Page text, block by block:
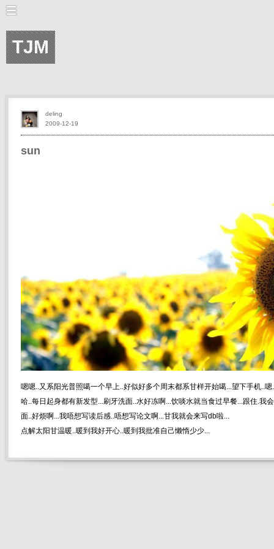
TJM
sun
嗯嗯..又系阳光普照噶一个早上..好似好多个周末都系甘样开始噶...望下手机..
哈..每日起身都有新发型...刷牙洗面..水好冻啊...饮啖水就当食过早餐...跟住.我
面..好烦啊...我唔想写读后感..唔想写论文啊...甘我就会来写db啦...
点解太阳甘温暖..暖到我好开心..暖到我批准自己懒惰少少...
2009-12-19
deling